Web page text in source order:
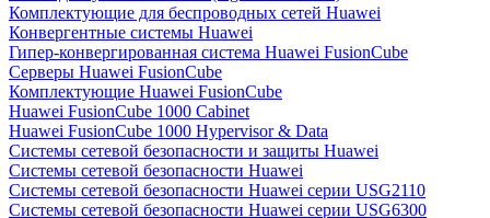
Комплектующие для беспроводных сетей Huawei
Конвергентные системы Huawei
Гипер-конвергированная система Huawei FusionCube
Серверы Huawei FusionCube
Комплектующие Huawei FusionCube
Huawei FusionCube 1000 Cabinet
Huawei FusionCube 1000 Hypervisor & Data
Системы сетевой безопасности и защиты Huawei
Системы сетевой безопасности Huawei
Системы сетевой безопасности Huawei серии USG2110
Системы сетевой безопасности Huawei серии USG6300